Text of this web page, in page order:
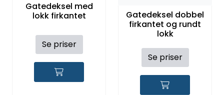
Gatedeksel med
lokk firkantet
Se priser
Gatedeksel dobbel
firkantet og rundt
lokk
Se priser